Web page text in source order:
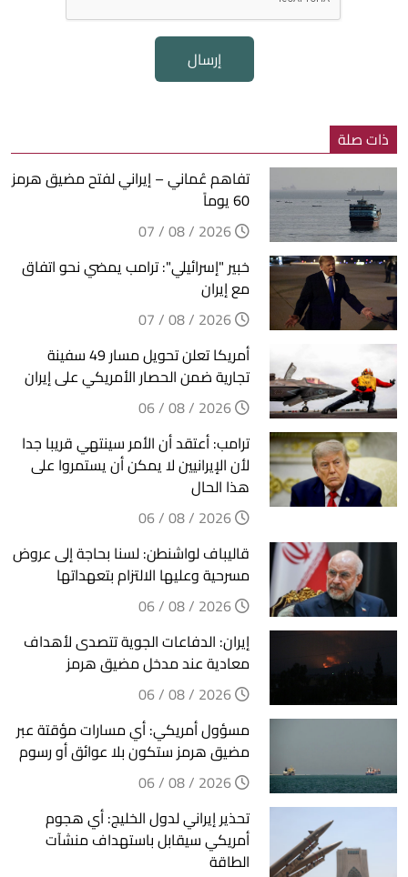
إرسال
ذات صلة
تفاهم عُماني – إيراني لفتح مضيق هرمز
60 يوماً
خبير "إسرائيلي": ترامب يمضي نحو اتفاق
مع إيران
أمريكا تعلن تحويل مسار 49 سفينة
تجارية ضمن الحصار الأمريكي على إيران
ترامب: أعتقد أن الأمر سينتهي قريبا جدا
لأن الإيرانيين لا يمكن أن يستمروا على
هذا الحال
قاليباف لواشنطن: لسنا بحاجة إلى عروض
مسرحية وعليها الالتزام بتعهداتها
إيران: الدفاعات الجوية تتصدى لأهداف
معادية عند مدخل مضيق هرمز
مسؤول أمريكي: أي مسارات مؤقتة عبر
مضيق هرمز ستكون بلا عوائق أو رسوم
تحذير إيراني لدول الخليج: أي هجوم
أمريكي سيقابل باستهداف منشآت
الطاقة